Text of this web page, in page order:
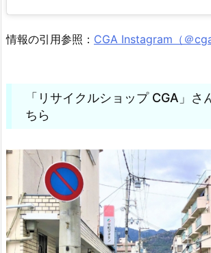
情報の引用参照： CGA Instagram（＠
「リサイクルショップ CGA」さ
ちら